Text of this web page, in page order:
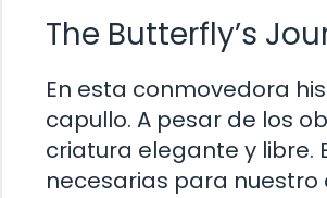
The Butterfly’s
En esta conmovedora
capullo. A pesar de los
criatura elegante y libre.
necesarias para